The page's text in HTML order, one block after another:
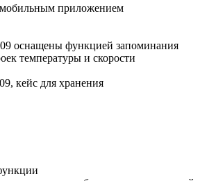
приложением
оснащены функцией запоминания
температуры и скорости
кейс для хранения